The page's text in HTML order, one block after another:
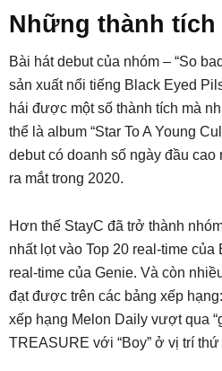
Những thành tích
Bài hát debut của nhóm – “So
sản xuất nổi tiếng Black Eyed
hái được một số thành tích mà
thể là album “Star To A Young
debut có doanh số ngày đầu cao
ra mắt trong 2020.
Hơn thế StayC đã trở thành
nhất lọt vào Top 20 real-time của
real-time của Genie. Và còn
đạt được trên các bảng xếp
xếp hạng Melon Daily vượt qua
TREASURE với “Boy” ở vị trí thứ